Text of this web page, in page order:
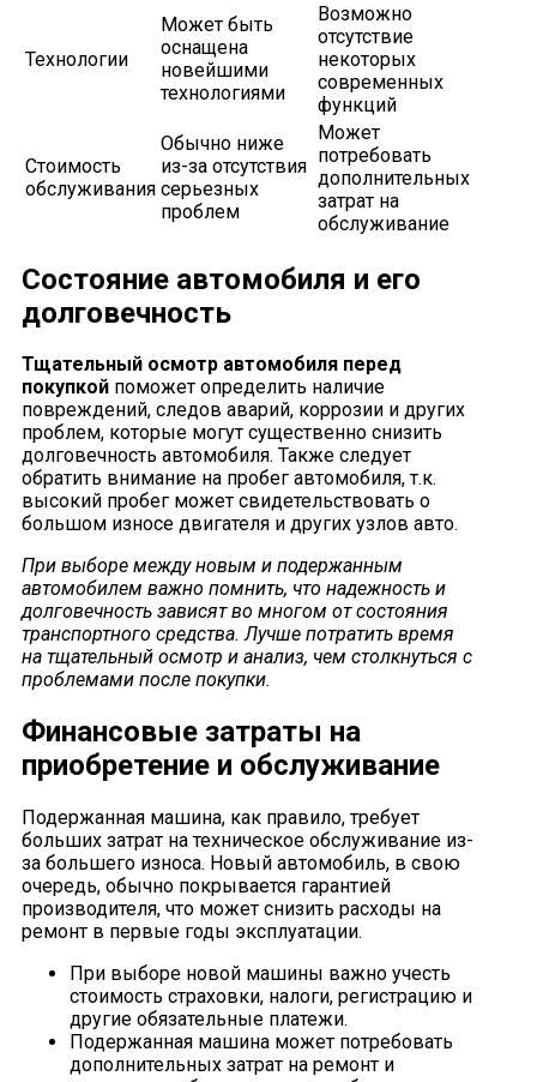
Технологии
Может быть
оснащена
новейшими
технологиями
Возможно
отсутствие
некоторых
современных
функций
Стоимость
обслуживания
Обычно ниже
из-за отсутствия
серьезных
проблем
Может
потребовать
дополнительных
затрат на
обслуживание
Состояние автомобиля и его
долговечность
Тщательный осмотр автомобиля перед
покупкой поможет определить наличие
повреждений, следов аварий, коррозии и других
проблем, которые могут существенно снизить
долговечность автомобиля. Также следует
обратить внимание на пробег автомобиля, т.к.
высокий пробег может свидетельствовать о
большом износе двигателя и других узлов авто.
При выборе между новым и подержанным
автомобилем важно помнить, что надежность и
долговечность зависят во многом от состояния
транспортного средства. Лучше потратить время
на тщательный осмотр и анализ, чем столкнуться с
проблемами после покупки.
Финансовые затраты на
приобретение и обслуживание
Подержанная машина, как правило, требует
больших затрат на техническое обслуживание из-
за большего износа. Новый автомобиль, в свою
очередь, обычно покрывается гарантией
производителя, что может снизить расходы на
ремонт в первые годы эксплуатации.
При выборе новой машины важно учесть
стоимость страховки, налоги, регистрацию и
другие обязательные платежи.
Подержанная машина может потребовать
дополнительных затрат на ремонт и